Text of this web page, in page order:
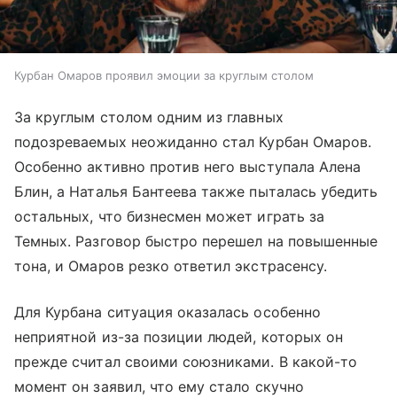
Курбан Омаров проявил эмоции за круглым столом
За круглым столом одним из главных
подозреваемых неожиданно стал Курбан Омаров.
Особенно активно против него выступала Алена
Блин, а Наталья Бантеева также пыталась убедить
остальных, что бизнесмен может играть за
Темных. Разговор быстро перешел на повышенные
тона, и Омаров резко ответил экстрасенсу.
Для Курбана ситуация оказалась особенно
неприятной из-за позиции людей, которых он
прежде считал своими союзниками. В какой-то
момент он заявил, что ему стало скучно